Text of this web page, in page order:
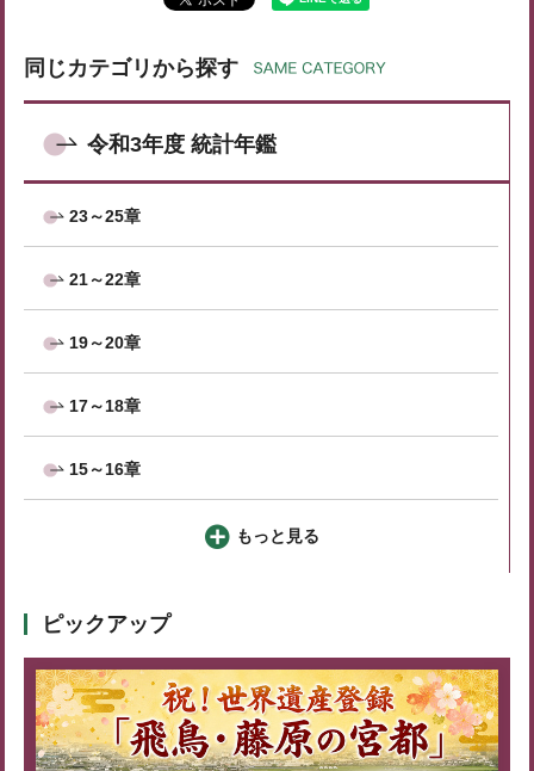
同じカテゴリから探す
令和3年度 統計年鑑
23～25章
21～22章
19～20章
17～18章
15～16章
もっと見る
ピックアップ